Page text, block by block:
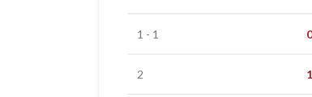
1 - 1
2